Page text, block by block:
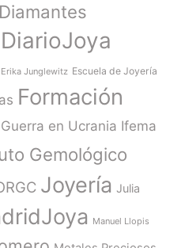
Diamantes
DiarioJoya
Erika Junglewitz Escuela de Joyería
Formación
Guerra en Ucrania Ifema
Gemológico
Joyería Julia
Manuel Llopis